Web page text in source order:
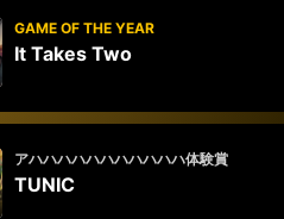
GAME OF THE YEAR
It Takes Two
アハハハハハハハハハハハ体験賞
TUNIC